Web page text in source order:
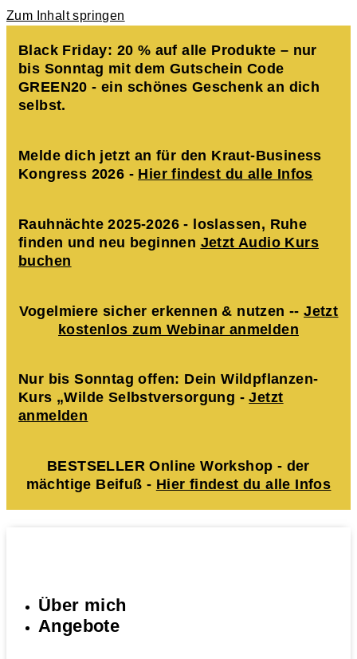
Zum Inhalt springen
Black Friday: 20 % auf alle Produkte – nur
bis Sonntag mit dem Gutschein Code
GREEN20 - ein schönes Geschenk an dich
selbst.
Melde dich jetzt an für den Kraut-Business
Kongress 2026 - Hier findest du alle Infos
Rauhnächte 2025-2026 - loslassen, Ruhe
finden und neu beginnen Jetzt Audio Kurs
buchen
Vogelmiere sicher erkennen & nutzen --Jetzt
kostenlos zum Webinar anmelden
Nur bis Sonntag offen: Dein Wildpflanzen-
Kurs „Wilde Selbstversorgung -Jetzt
anmelden
BESTSELLER Online Workshop - der
mächtige Beifuß - Hier findest du alle Infos
Über mich
Angebote